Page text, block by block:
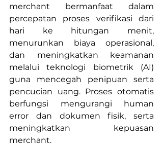
merchant bermanfaat dalam
percepatan proses verifikasi dari
hari ke hitungan menit,
menurunkan biaya operasional,
dan meningkatkan keamanan
melalui teknologi biometrik (AI)
guna mencegah penipuan serta
pencucian uang. Proses otomatis
berfungsi mengurangi human
error dan dokumen fisik, serta
meningkatkan kepuasan
merchant.